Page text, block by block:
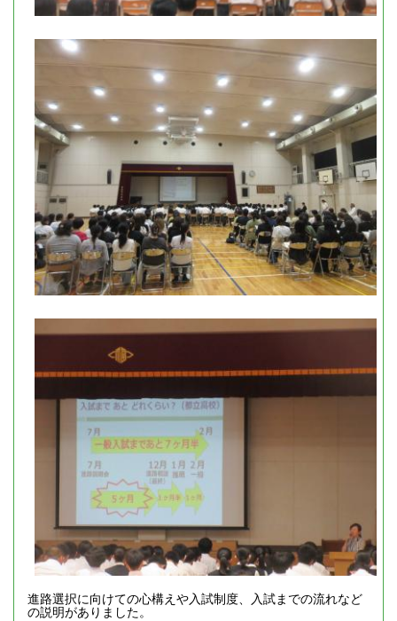
進路選択に向けての心構えや入試制度、入試までの流れなど
の説明がありました。